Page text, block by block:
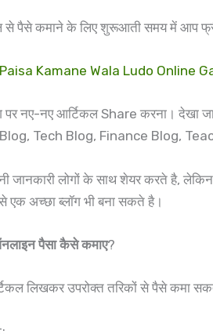
पैसे कमाने के लिए शुरूआती समय में आप
Kamane Wala Ludo Online
पर नए-नए आर्टिकल Share करना।
Tech Blog, Finance Blog,
जानकारी लोगों के साथ शेयर करते है,
एक अच्छा ब्लॉग भी बना सकते है।
पैसा कैसे कमाए?
लिखकर उपरोक्त तरिकों से पैसे कमा